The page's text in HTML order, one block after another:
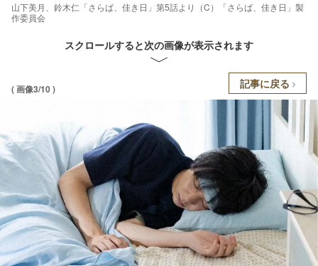
山下美月、鈴木仁「さらば、佳き日」第5話より（C）「さらば、佳き日」製
作委員会
スクロールすると次の画像が表示されます
( 画像3/10 ) 記事に戻る